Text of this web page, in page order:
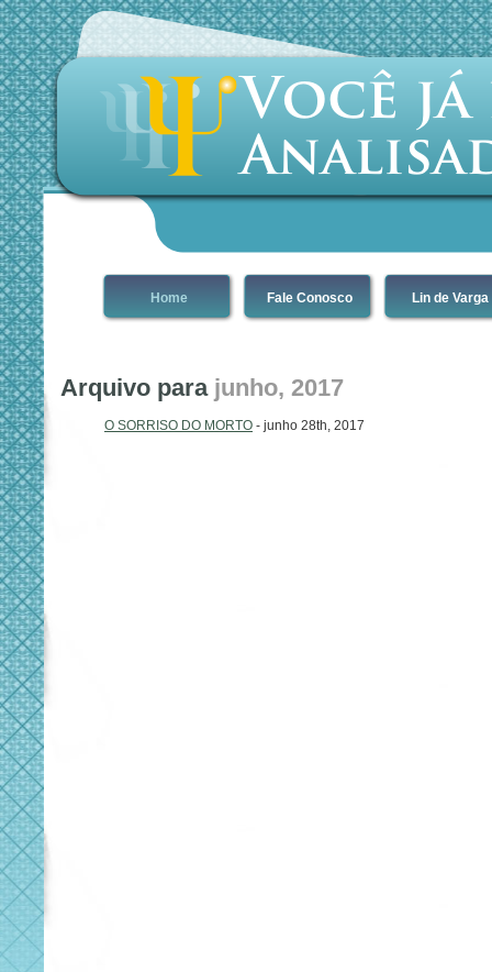
Home Fale Conosco Lin de Varga
Arquivo para junho, 2017
O SORRISO DO MORTO - junho 28th, 2017